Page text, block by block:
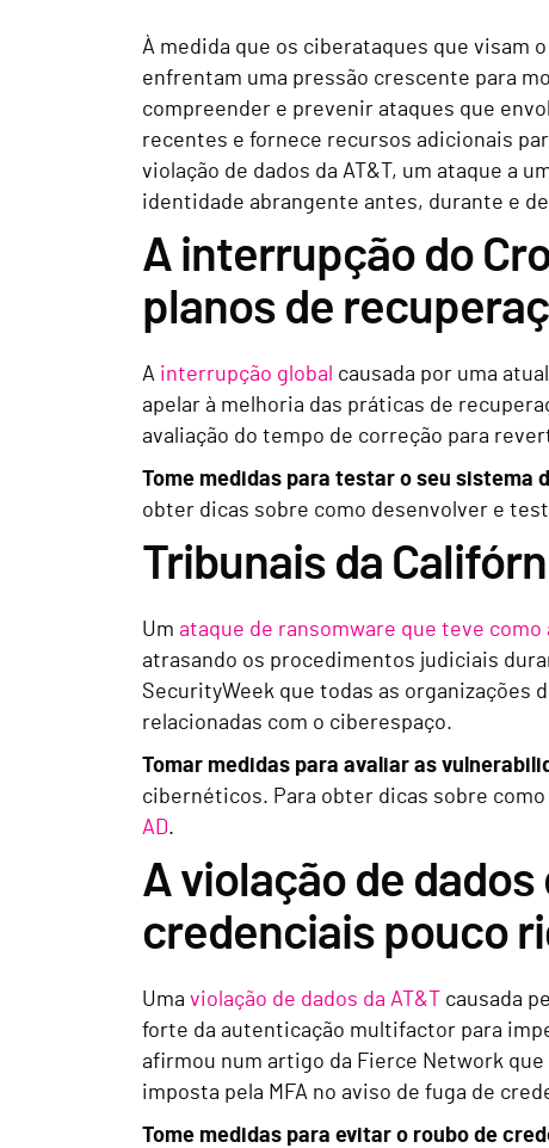
À medida que os ciberataques que visam
enfrentam uma pressão crescente para
compreender e prevenir ataques que
recentes e fornece recursos adicionais
violação de dados da AT&T, um ataque a
identidade abrangente antes, durante e
A interrupção do
planos de
A interrupção global causada por uma
apelar à melhoria das práticas de
avaliação do tempo de correção para
Tome medidas para testar o seu sistema
obter dicas sobre como desenvolver e
Tribunais da
Um ataque de ransomware que teve como
atrasando os procedimentos judiciais
SecurityWeek que todas as organizações
relacionadas com o ciberespaço.
Tomar medidas para avaliar as
cibernéticos. Para obter dicas sobre
AD.
A violação de
credenciais pouco
Uma violação de dados da AT&T
causada
forte da autenticação multifactor para
afirmou num artigo da Fierce Network
imposta pela MFA no aviso de fuga de
Tome medidas para evitar o roubo de